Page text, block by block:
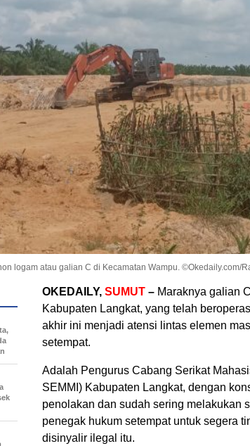
logam atau galian C di Kecamatan Wampu. ©Okedaily.com/
OKEDAILY, SUMUT – Maraknya galian
Kabupaten Langkat, yang telah
akhir ini menjadi atensi lintas elemen
setempat.
Adalah Pengurus Cabang Serikat
SEMMI) Kabupaten Langkat, dengan
penolakan dan sudah sering melakukan
penegak hukum setempat untuk segera
disinyalir ilegal itu.